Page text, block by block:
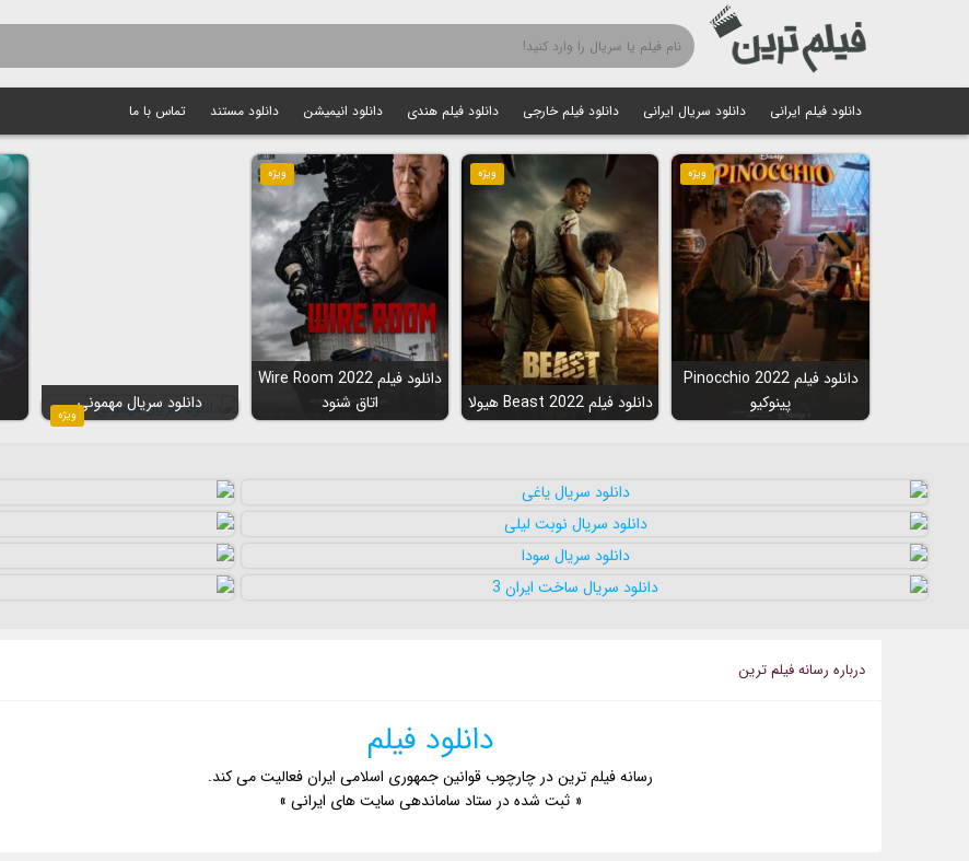
دانلود فیلم ایرانی دانلود سریال ایرانی دانلود فیلم خارجی دانلود فیلم هندی دانلود انیمیشن دانلود مستند تماس با ما
ویژه
دانلود فیلم Pinocchio 2022
پینوکیو
ویژه
دانلود فیلم Beast 2022 هیولا
ویژه
دانلود فیلم Wire Room 2022
اتاق شنود
ویژه
دانلود سریال مهمونی
درباره رسانه فيلم ترين
دانلود فیلم
رسانه فیلم ترین در چارچوب قوانین جمهوری اسلامی ایران فعالیت می کند.
« ثبت شده در ستاد ساماندهی سایت های ایرانی »